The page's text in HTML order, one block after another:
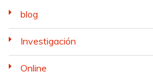
blog
Investigación
Online